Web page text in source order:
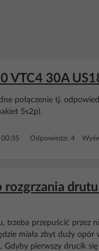
VTC4 30A
połączenie tj.
5s2p).
Odpowiedzi: 4
rozgrzania
trzeba przepuścić
miała zbyt duży
Gdyby pierwszy drucik